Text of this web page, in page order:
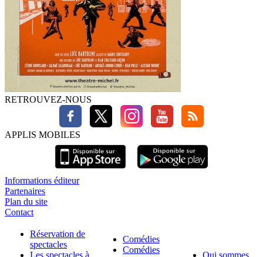
RETROUVEZ-NOUS
APPLIS MOBILES
Informations éditeur
Partenaires
Plan du site
Contact
Réservation de
spectacles
Comédies
Comédies